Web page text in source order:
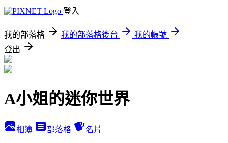
登入
我的部落格 我的部落格後台
我的帳號
登出
A小姐的迷你世界
相簿 部落格 名片